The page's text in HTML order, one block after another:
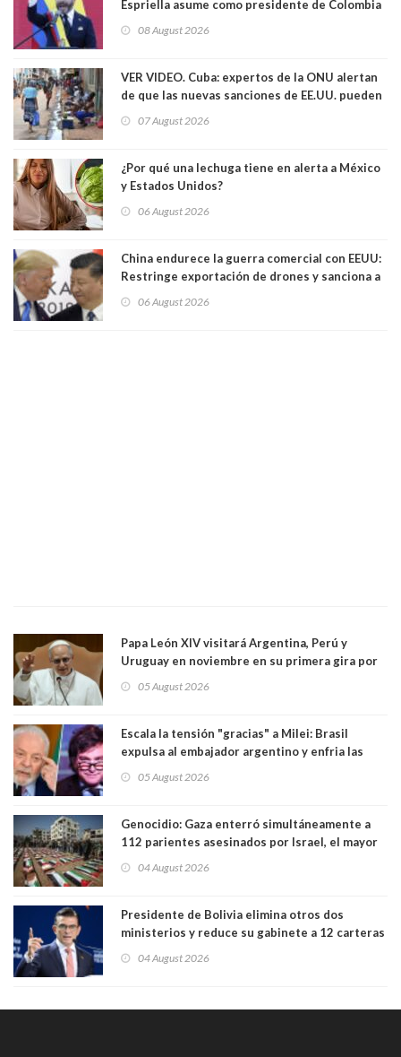
Espriella asume como presidente de Colombia
08 August 2026
VER VIDEO. Cuba: expertos de la ONU alertan
de que las nuevas sanciones de EE.UU. pueden
07 August 2026
¿Por qué una lechuga tiene en alerta a México
y Estados Unidos?
06 August 2026
China endurece la guerra comercial con EEUU:
Restringe exportación de drones y sanciona a
06 August 2026
Papa León XIV visitará Argentina, Perú y
Uruguay en noviembre en su primera gira por
05 August 2026
Escala la tensión "gracias" a Milei: Brasil
expulsa al embajador argentino y enfria las
trasandino
05 August 2026
Genocidio: Gaza enterró simultáneamente a
112 parientes asesinados por Israel, el mayor
muertos figuran 44 niños y nueve ancianos
04 August 2026
Presidente de Bolivia elimina otros dos
ministerios y reduce su gabinete a 12 carteras
04 August 2026